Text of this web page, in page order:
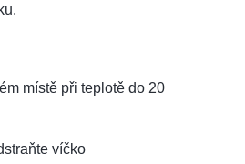
místě při teplotě do 20
víčko